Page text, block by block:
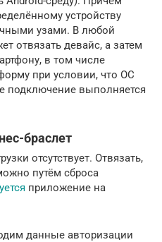
устройству
узами. В любой
отвязать девайс, а затем
в том числе
при условии, что ОС
подключение выполняется
браслет
отсутствует. Отвязать,
путём сброса
приложение на
данные авторизации